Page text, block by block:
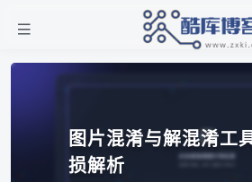
图片混淆与解混淆工
损解析